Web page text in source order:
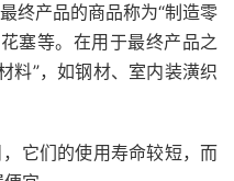
终产品的商品称为“制造零
塞等。在用于最终产品之
料”，如钢材、室内装潢织
它们的使用寿命较短，而